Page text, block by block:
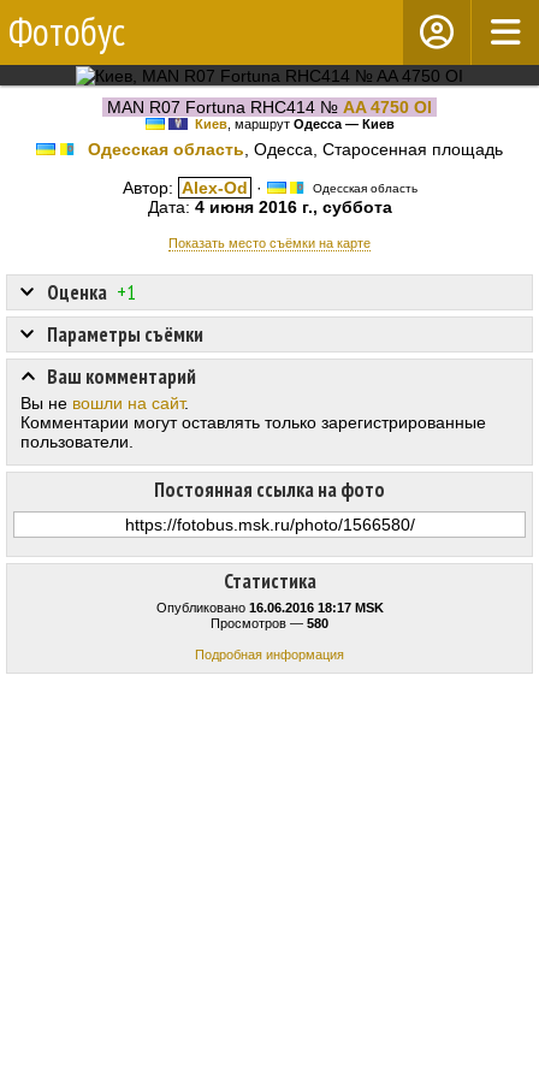
Фотобус
MAN R07 Fortuna RHC414 № AA 4750 OI
Киев, маршрут Одесса — Киев
Одесская область , Одесса, Старосенная площадь
Автор: Alex-Od · Одесская область
Дата: 4 июня 2016 г., суббота
Показать место съёмки на карте
Статистика
Опубликовано 16.06.2016 18:17 MSK
Просмотров — 580
Подробная информация
Оценка +1
Постоянная ссылка на фото
Параметры съёмки
Ваш комментарий
Вы не вошли на сайт.
Комментарии могут оставлять только зарегистрированные
пользователи.